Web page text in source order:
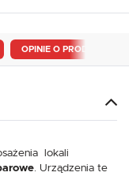
OPINIE O PRODUKCIE
lokali
. Urządzenia te